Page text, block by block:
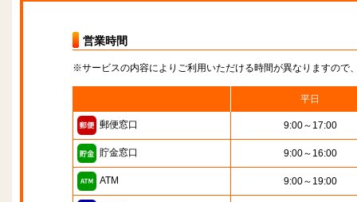
営業時間
※サービスの内容によりご利用いただける時間が異なりますので
平日
郵便窓口 9:00～17:00
貯金窓口 9:00～16:00
ATM 9:00～19:00